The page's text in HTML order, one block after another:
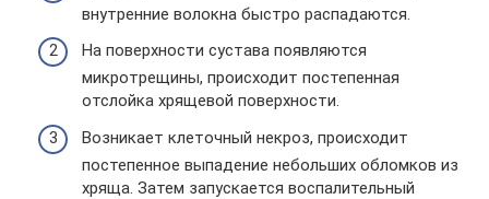
внутренние волокна быстро распадаются.
На поверхности сустава появляются
микротрещины, происходит постепенная
отслойка хрящевой поверхности.
Возникает клеточный некроз, происходит
постепенное выпадение небольших обломков из
хряща. Затем запускается воспалительный